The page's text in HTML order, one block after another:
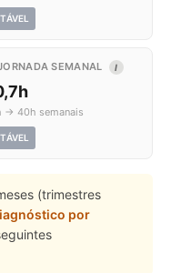
SEMANAL I
→ 40h semanais
(trimestres
por